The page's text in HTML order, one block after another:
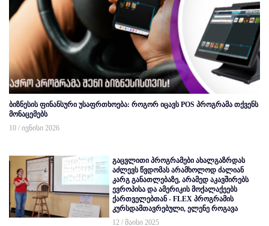
ბიზნესის ფინანსური უსაფრთხოება: როგორ იცავს POS პროგრამა თქვენს
მონაცემებს
10 / ივნისი 2026
გაცვლითი პროგრამები ახალგაზრდას
აძლევს წვდომას არამხოლოდ ძალიან
კარგ განათლებაზე, არამედ აკავშირებს
ევროპისა და ამერიკის მოქალაქეებს
ქართველებთან - FLEX პროგრამის
კურსდამთავრებული, ელენე როგავა
12 / მაისი 2025